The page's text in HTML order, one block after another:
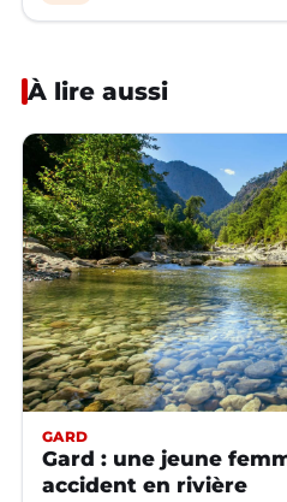
À lire aussi
GARD
Gard : une jeune
accident en rivière